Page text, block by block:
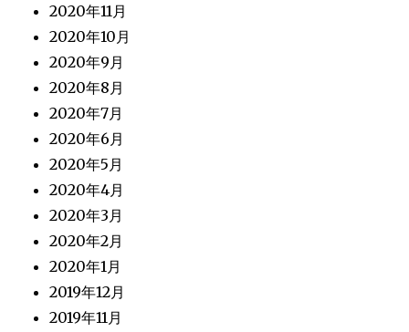
2020年11月
2020年10月
2020年9月
2020年8月
2020年7月
2020年6月
2020年5月
2020年4月
2020年3月
2020年2月
2020年1月
2019年12月
2019年11月